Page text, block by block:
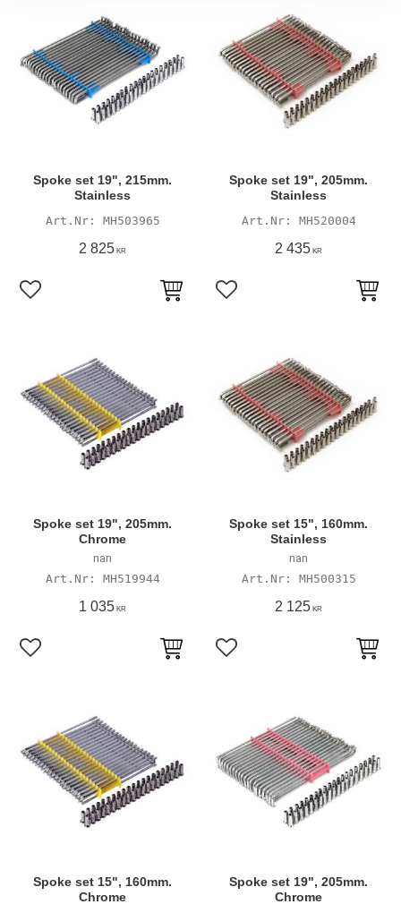
Spoke set 19", 215mm.
Stainless
MH503965
2 825 KR
Lägg till i favoriter
Spoke set 19", 205mm.
Stainless
MH520004
2 435 KR
Lägg till i favoriter
Spoke set 19", 205mm.
Chrome
nan
MH519944
1 035 KR
Lägg till i favoriter
Spoke set 15", 160mm.
Stainless
nan
MH500315
2 125 KR
Lägg till i favoriter
Spoke set 15", 160mm.
Chrome
Spoke set 19", 205mm.
Chrome